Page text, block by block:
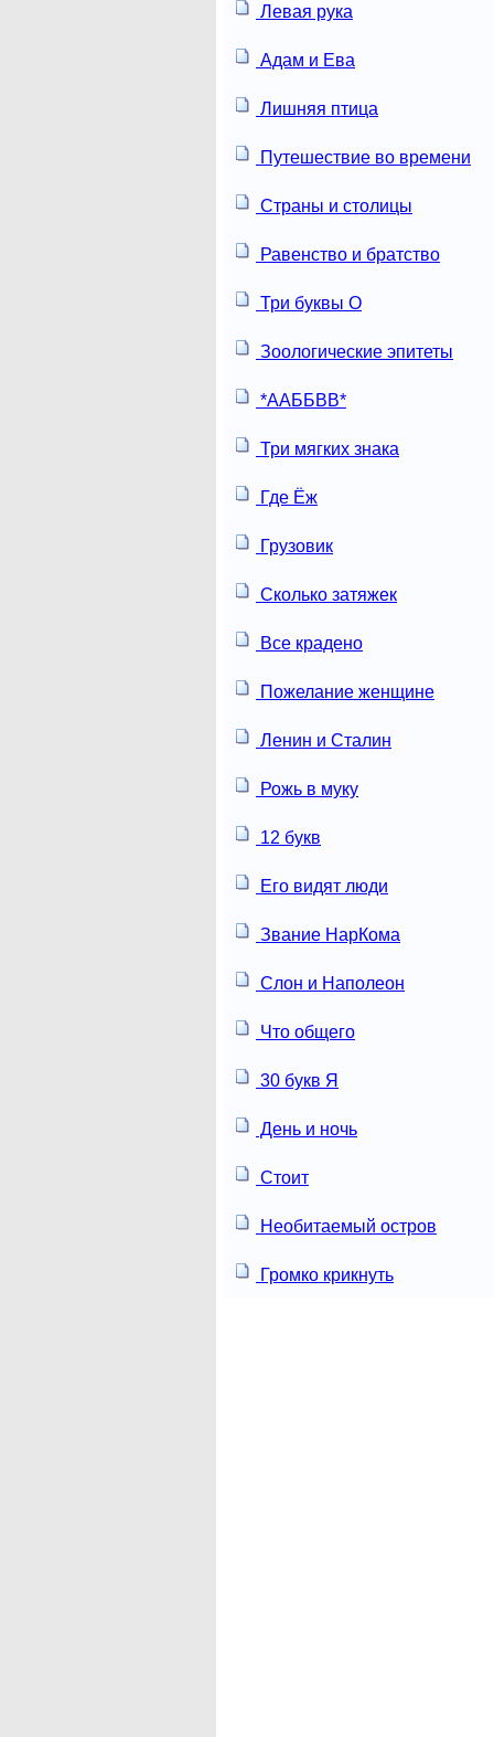
Левая рука
Адам и Ева
Лишняя птица
Путешествие во времени
Страны и столицы
Равенство и братство
Три буквы О
Зоологические эпитеты
*ААББВВ*
Три мягких знака
Где Ёж
Грузовик
Сколько затяжек
Все крадено
Пожелание женщине
Ленин и Сталин
Рожь в муку
12 букв
Его видят люди
Звание НарКома
Слон и Наполеон
Что общего
30 букв Я
День и ночь
Стоит
Необитаемый остров
Громко крикнуть